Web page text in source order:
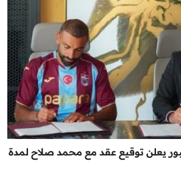
يعلن توقيع عقد مع محمد صلاح لمدة